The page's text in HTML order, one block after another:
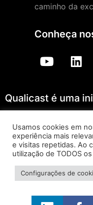
caminho da
Conheça
Qualicast é uma
Qualicast – ForLogic |
Usamos cookies em
experiência mais
e visitas repetidas. Ao
utilização de TODOS
Configurações de